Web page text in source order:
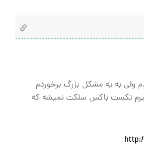
ولی به یه مشکل بزرگ برخوردم
تکست باکس سلکت نمیشه که